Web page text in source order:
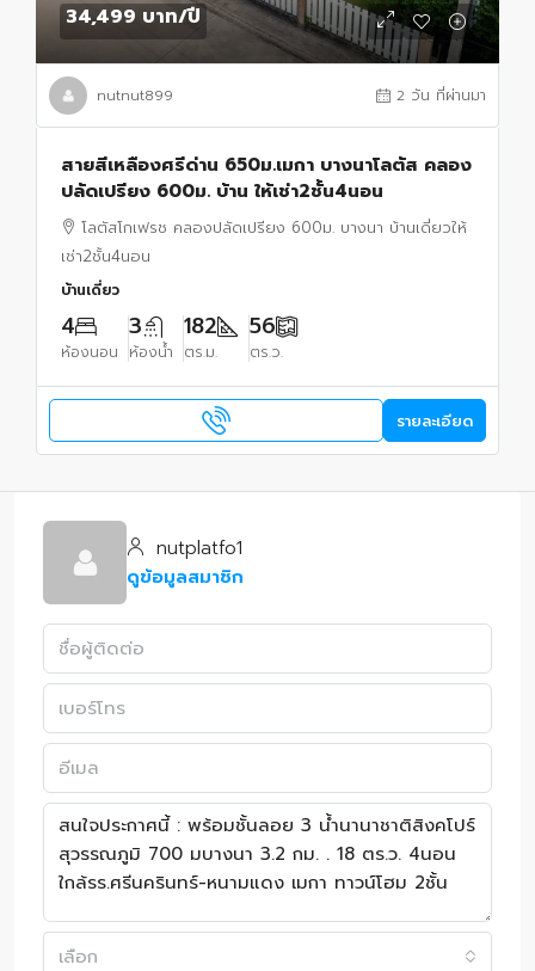
34,499 บาท/ปี
nutnut899 2 วัน ที่ผ่านมา
สายสีเหลืองศรีด่าน 650ม.เมกา บางนาโลตัส คลอง
ปลัดเปรียง 600ม. บ้าน ให้เช่า2ชั้น4นอน
โลตัสโกเฟรช คลองปลัดเปรียง 600ม. บางนา บ้านเดี่ยวให้
เช่า2ชั้น4นอน
บ้านเดี่ยว
4
ห้องนอน
3
ห้องน้ำ
182
ตร.ม.
56
ตร.ว.
รายละเอียด
nutplatfo1
ดูข้อมูลสมาชิก
เลือก